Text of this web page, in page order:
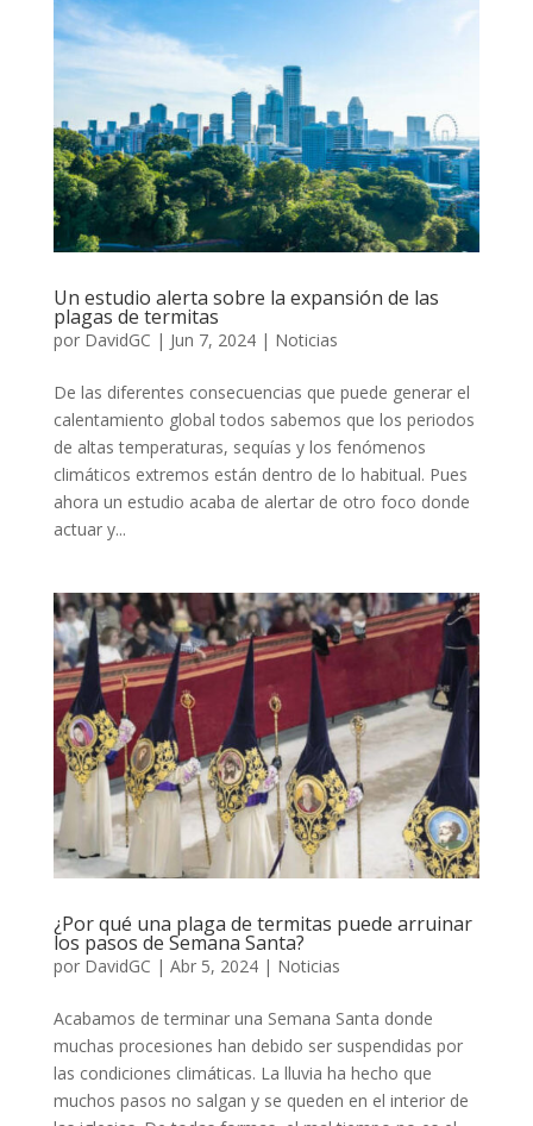
Un estudio alerta sobre la expansión de las
plagas de termitas
por DavidGC | Jun 7, 2024| Noticias
De las diferentes consecuencias que puede generar el
calentamiento global todos sabemos que los periodos
de altas temperaturas, sequías y los fenómenos
climáticos extremos están dentro de lo habitual. Pues
ahora un estudio acaba de alertar de otro foco donde
actuar y...
¿Por qué una plaga de termitas puede arruinar
los pasos de Semana Santa?
por DavidGC | Abr 5, 2024| Noticias
Acabamos de terminar una Semana Santa donde
muchas procesiones han debido ser suspendidas por
las condiciones climáticas. La lluvia ha hecho que
muchos pasos no salgan y se queden en el interior de